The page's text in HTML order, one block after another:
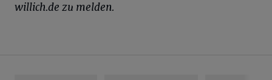
willich.de zu melden.